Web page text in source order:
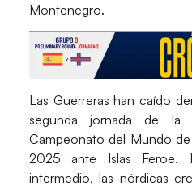
Montenegro.
Las Guerreras han caído
segunda jornada de la
Campeonato del Mundo de
2025 ante Islas Feroe.
intermedio, las nórdicas